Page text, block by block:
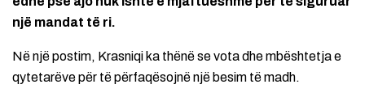
një mandat të ri.
Në një postim, Krasniqi ka thënë se vota dhe mbështetja e
qytetarëve për të përfaqësojnë një besim të madh.